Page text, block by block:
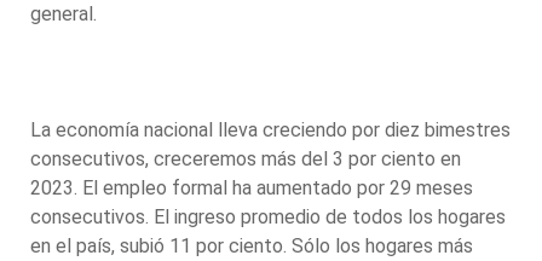
general.
La economía nacional lleva creciendo por diez bimestres
consecutivos, creceremos más del 3 por ciento en
2023. El empleo formal ha aumentado por 29 meses
consecutivos. El ingreso promedio de todos los hogares
en el país, subió 11 por ciento. Sólo los hogares más